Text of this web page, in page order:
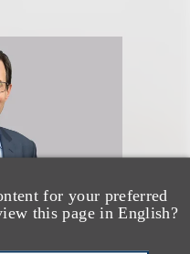
for your preferred
this page in English?